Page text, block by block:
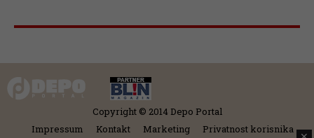
Copyright © 2014 Depo Portal
Impressum
Kontakt Marketing
Privatnost korisnika